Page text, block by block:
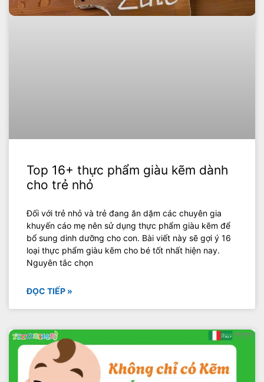
Top 16+ thực phẩm giàu kẽm dành
cho trẻ nhỏ
Đối với trẻ nhỏ và trẻ đang ăn dặm các chuyên gia
khuyến cáo mẹ nên sử dụng thực phẩm giàu kẽm để
bổ sung dinh dưỡng cho con. Bài viết này sẽ gợi ý 16
loại thực phẩm giàu kẽm cho bé tốt nhất hiện nay.
Nguyên tắc chọn
ĐỌC TIẾP »